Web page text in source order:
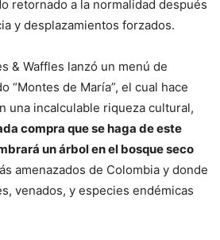
retornado a la normalidad después
y desplazamientos forzados.
& Waffles lanzó un menú de
“Montes de María”, el cual hace
una incalculable riqueza cultural,
compra que se haga de este
un árbol en el bosque seco
amenazados de Colombia y donde
venados, y especies endémicas